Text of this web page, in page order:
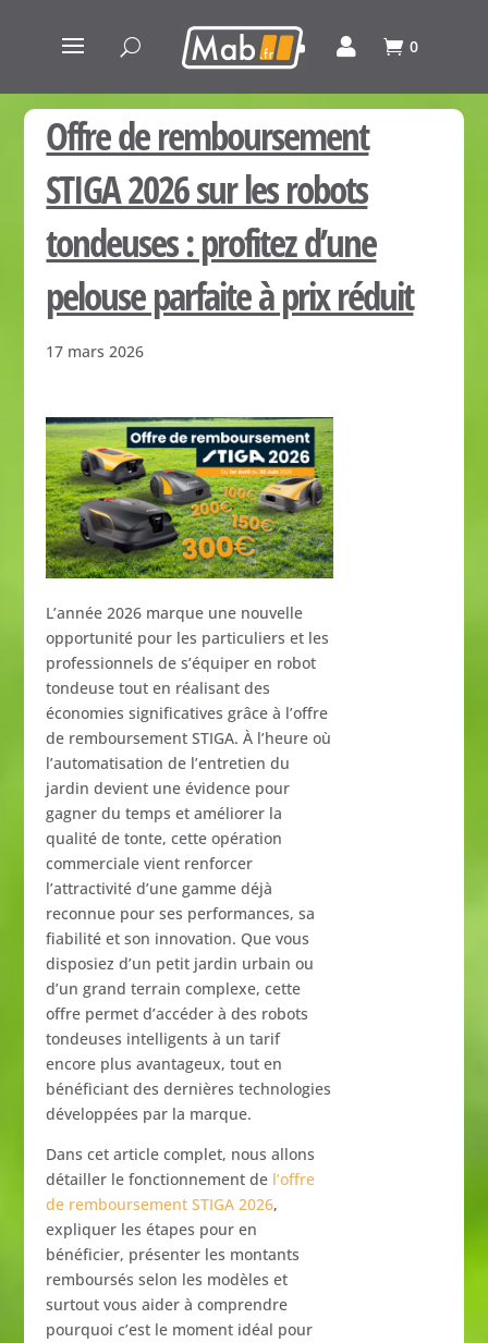
0
Offre de remboursement
STIGA 2026 sur les robots
tondeuses : profitez d’une
pelouse parfaite à prix réduit
17 mars 2026
L’année2026 marque une nouvelle
opportunité pour les particulierset les
professionnelsdes’équiperen robot
tondeusetouten réalisantdes
économiessignificativesgrâceà l’offre
de remboursementSTIGA.À l’heureoù
l’automatisationde l’entretiendu
jardindevient uneévidence pour
gagnerdutempsetaméliorer la
qualitédetonte,cetteopération
commercialevient renforcer
l’attractivitéd’unegammedéjà
reconnue pourses performances,sa
fiabilitéetson innovation. Quevous
disposiezd’un petit jardin urbainou
d’ungrandterraincomplexe,cette
offre permetd’accéderàdes robots
tondeuses intelligentsà untarif
encore plusavantageux,touten
bénéficiantdesdernièrestechnologies
développées par la marque.
Danscetarticlecomplet, nousallons
détailler lefonctionnementde l’offre
de remboursementSTIGA2026,
expliquer lesétapes pouren
bénéficier, présenter les montants
remboursésselon les modèleset
surtoutvousaideràcomprendre
pourquoic’est le moment idéal pour